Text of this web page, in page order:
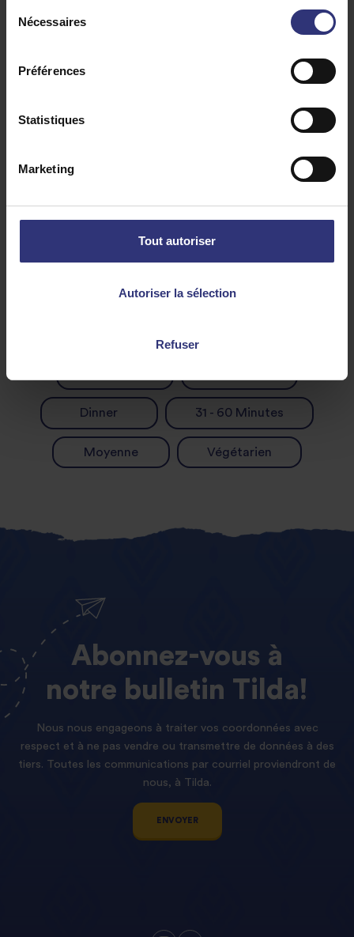
Nécessaires
Préférences
Statistiques
Marketing
Tout autoriser
Autoriser la sélection
Refuser
Sel et poivre noir fraîchement moulu
Dinner 31 - 60 Minutes
Moyenne Végétarien
Abonnez-vous à
notre bulletin Tilda!
Nous nous engageons à traiter vos coordonnées avec
respect et à ne pas vendre ou transmettre de données à des
tiers. Toutes les communications par courriel proviendront de
nous, à Tilda.
ENVOYER